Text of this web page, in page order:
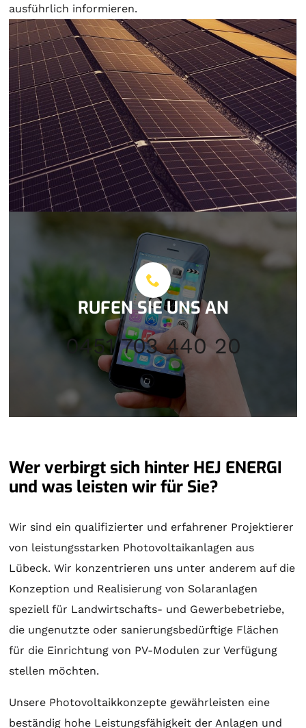
ausführlich informieren.
RUFEN SIE UNS AN
0451 703 440 20
Wer verbirgt sich hinter HEJ ENERGI
und was leisten wir für Sie?
Wir sind ein qualifizierter und erfahrener Projektierer
von leistungsstarken Photovoltaikanlagen aus
Lübeck. Wir konzentrieren uns unter anderem auf die
Konzeption und Realisierung von Solaranlagen
speziell für Landwirtschafts- und Gewerbebetriebe,
die ungenutzte oder sanierungsbedürftige Flächen
für die Einrichtung von PV-Modulen zur Verfügung
stellen möchten.
Unsere Photovoltaikkonzepte gewährleisten eine
beständig hohe Leistungsfähigkeit der Anlagen und